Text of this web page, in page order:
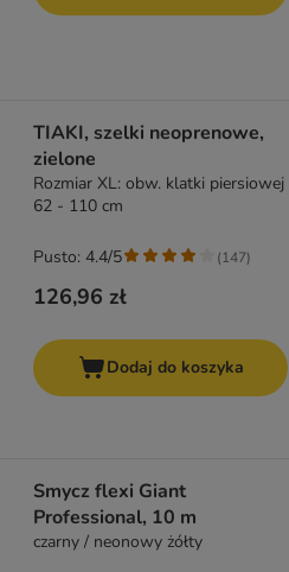
TIAKI, szelki neoprenowe,
zielone
Rozmiar XL: obw. klatki piersiowej
62 - 110 cm
126,96 zł
Pusto: 4.4/5 (147)
Dodaj do koszyka
Smycz flexi Giant
Professional, 10 m
czarny / neonowy żółty